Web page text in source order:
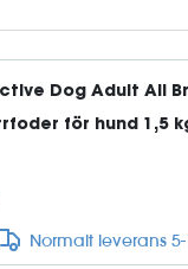
Dog Adult All
för hund 1,5
Normalt leverans